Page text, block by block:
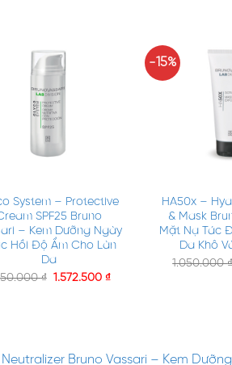
System – Protective
SPF25 Bruno
– Kem Dưỡng Ngày
Hồi Độ Ẩm Cho Làn
Da
₫ 1.572.500₫
-15%
HA50x –
& Mask
Mặt Nạ Tác
Da Khô
1.050.000₫
Bruno Vassari – Kem